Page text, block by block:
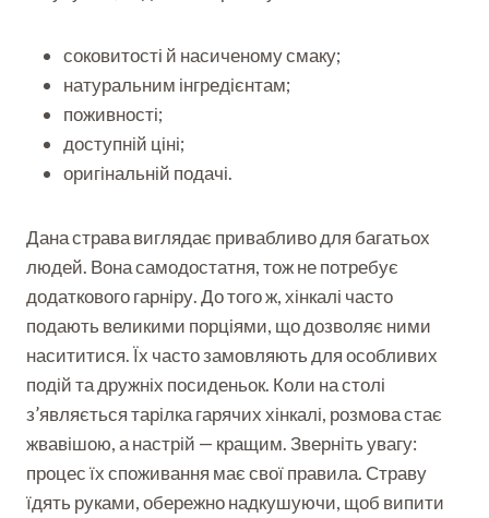
соковитості й насиченому смаку;
натуральним інгредієнтам;
поживності;
доступній ціні;
оригінальній подачі.
Дана страва виглядає привабливо для багатьох
людей. Вона самодостатня, тож не потребує
додаткового гарніру. До того ж, хінкалі часто
подають великими порціями, що дозволяє ними
насититися. Їх часто замовляють для особливих
подій та дружніх посиденьок. Коли на столі
з’являється тарілка гарячих хінкалі, розмова стає
жвавішою, а настрій — кращим. Зверніть увагу:
процес їх споживання має свої правила. Страву
їдять руками, обережно надкушуючи, щоб випити